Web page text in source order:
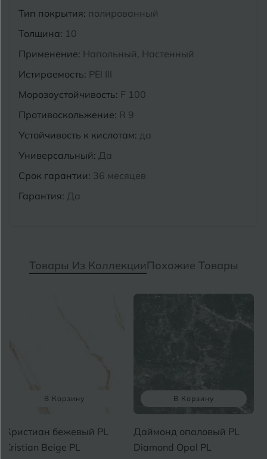
Тип покрытия: полированный
Толщина: 10
Применение: Напольный, Настенный
Истираемость: PEI III
Морозоустойчивость: F 100
Противоскольжение: R 9
Устойчивость к кислотам: да
Универсальный: Да
Срок гарантии: 36 месяцев
Гарантия: Да
Товары Из КоллекцииПохожие Товары
В Корзину
бежевый PL
PL
В Корзину
Даймонд опаловый PL
Diamond Opal PL
Зоя